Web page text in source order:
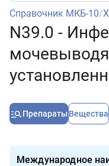
Справочник МКБ-10/
N39.0 -
Препараты Вещества
Международное